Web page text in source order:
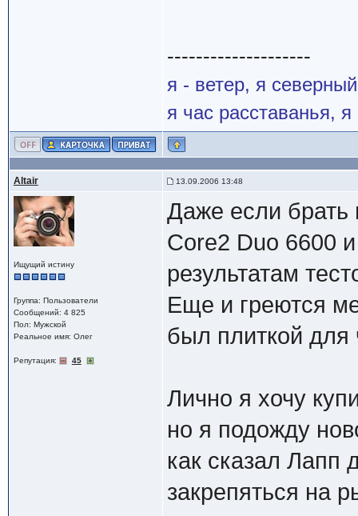
--------------------
я - ветер, я
я час расставанья,
Altair 13.09.2006 13:48
Ищущий истину
Группа: Пользователи
Сообщений: 4 825
Пол: Мужской
Реальное имя: Олег
Репутация: 45
Даже если брать
Core2 Duo 6600
результатам
Еще и греются
был плиткой для
Лично я хочу
но я подожду
как сказал Лапп
закрепяться на